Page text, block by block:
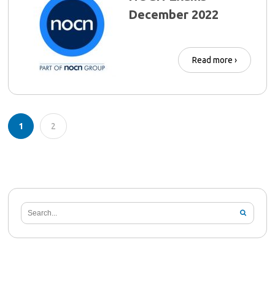
December 2022
Read more ›
1 2